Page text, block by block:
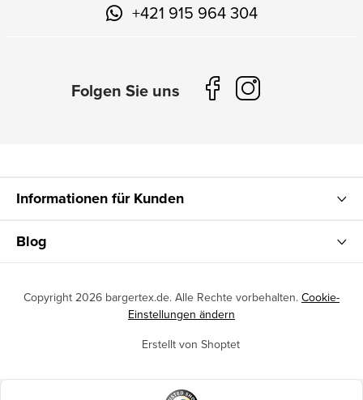
+421 915 964 304
Informationen für Kunden
Blog
Erstellt von Shoptet
Copyright 2026 bargertex.de. Alle Rechte vorbehalten. Cookie-
Einstellungen ändern